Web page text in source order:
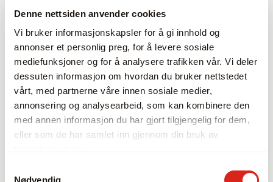
Denne nettsiden anvender cookies
Vi bruker informasjonskapsler for å gi innhold og
annonser et personlig preg, for å levere sosiale
mediefunksjoner og for å analysere trafikken vår. Vi deler
dessuten informasjon om hvordan du bruker nettstedet
vårt, med partnerne våre innen sosiale medier,
annonsering og analysearbeid, som kan kombinere den
med annen informasjon du har gjort tilgjengelig for dem,
eller som de har samlet inn gjennom din bruk av
Nødvendig